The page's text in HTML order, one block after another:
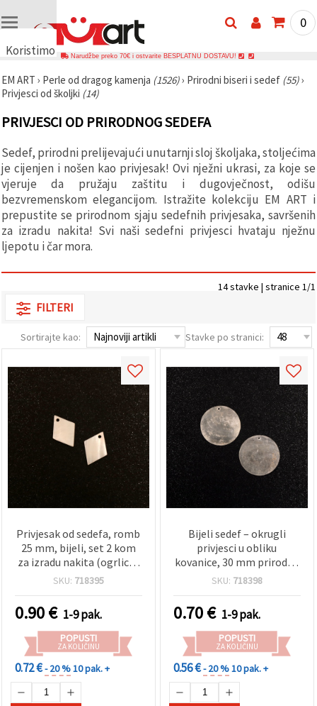
Koristimo
🍪
Koristimo
slične
tehnologije
osigurali
ispravno
funkcioniranje
web-
stranice,
poboljšali
vaše
korisničko
iskustvo i,
uz vašu
prikazivali
relevantniji
oglase,
uključujući
naših
partnera za
analitiku i
marketing.
Možete
pristati na
korištenje
svih
kolačića
klikom na
sve!" Ili
naznačiti
preferencije
Postavkama
odabirom
klikom na
"Spremi".
Prihvati
sve
0
Narudžbe preko 70€ i ostvarite BESPLATNU DOSTAVU!
EM ART › Perle od dragog kamenja (1526)› Prirodni biseri i sedef (55)›
Privjesci od školjki (14)
PRIVJESCI OD PRIRODNOG SEDEFA
Sedef, prirodni prelijevajući unutarnji sloj školjaka, stoljećima
je cijenjen i nošen kao privjesak! Ovi nježni ukrasi, za koje se
vjeruje da pružaju zaštitu i dugovječnost, odišu
bezvremenskom elegancijom. Istražite kolekciju EM ART i
prepustite se prirodnom sjaju sedefnih privjesaka, savršenih
za izradu nakita! Svi naši sedefni privjesci hvataju nježnu
ljepotu i čar mora.
14 stavke | stranice 1/1
FILTERI
Sortirajte kao: Stavke po stranici:
Privjesak od sedefa, romb
25 mm, bijeli, set 2 kom
za izradu nakita (ogrlice i
naušnice)
SKU: 718395
0.90€ 1-9 pak.
POPUSTI
ZA KOLIČINU
0.72 €- 20 %10 pak. +
Bijeli sedef – okrugli
privjesci u obliku
kovanice, 30 mm prirodna
školjka, set od 2 komada
SKU: 718398
0.70€ 1-9 pak.
POPUSTI
ZA KOLIČINU
0.56 €- 20 %10 pak. +